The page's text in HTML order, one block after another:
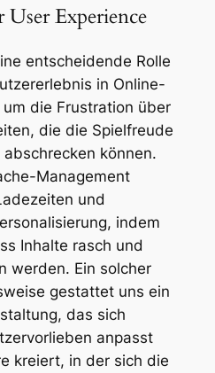
User Experience
entscheidende Rolle
in Online-
die Frustration über
die die Spielfreude
können.
Management
und
indem
Inhalte rasch und
werden. Ein solcher
gestattet uns ein
das sich
anpasst
kreiert, in der sich die